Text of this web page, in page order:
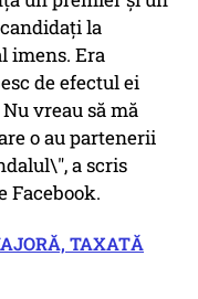
la
imens. Era
de efectul ei
vreau să mă
o au partenerii
a scris
Facebook.
TAXATĂ